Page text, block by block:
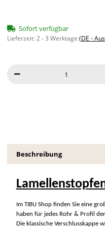
Sofort verfügbar
Lieferzeit:2 - 3 Werktage (DE -
Beschreibung
Im TIBU Shop finden Sie eine
haben für jedes Rohr & Profil
Die klassische Verschlusskappe